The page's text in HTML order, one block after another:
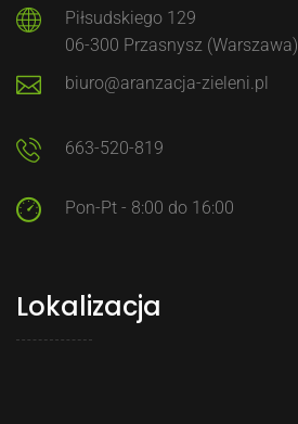
Piłsudskiego 129
06-300 Przasnysz (Warszawa)
biuro@aranzacja-zieleni.pl
663-520-819
Pon-Pt - 8:00 do 16:00
Lokalizacja